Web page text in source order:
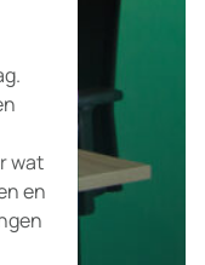
wat
en